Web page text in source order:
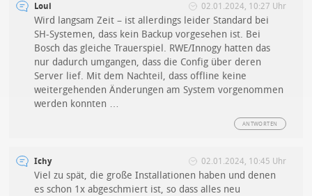
Loui 02.01.2024, 10:27 Uhr
Wird langsam Zeit – ist allerdings leider Standard bei
SH-Systemen, dass kein Backup vorgesehen ist. Bei
Bosch das gleiche Trauerspiel. RWE/Innogy hatten das
nur dadurch umgangen, dass die Config über deren
Server lief. Mit dem Nachteil, dass offline keine
weitergehenden Änderungen am System vorgenommen
werden konnten …
ANTWORTEN
Ichy 02.01.2024, 10:45 Uhr
Viel zu spät, die große Installationen haben und denen
es schon 1x abgeschmiert ist, so dass alles neu